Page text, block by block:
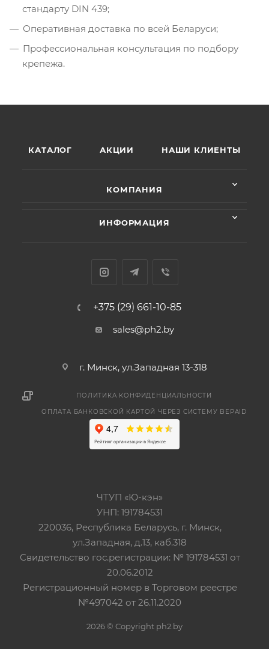
стандарту DIN 439;
Оперативная доставка по всей Беларуси;
Профессиональная консультация по подбору
крепежа.
КАТАЛОГ АКЦИИ НАШИ КЛИЕНТЫ
КОМПАНИЯ
ИНФОРМАЦИЯ
+375 (29) 661-10-85
sales@ph2.by
г. Минск, ул.Западная 13-318
ПОЛИТИКА КОНФИДЕНЦИАЛЬНОСТИ
ОПЛАТА БАНКОВСКОЙ КАРТОЙ ЧЕРЕЗ СИСТЕМУ BEPAID
ЧТУП «Ю-кэн»
УНП: 191784531
220036, Республика Беларусь, г. Минск,
ул.Западная, д.13, каб.318
Свидетельство гос.регистрации: № 191784531 от
20.06.2012
Регистрационный номер в Торговом реестре
№497042 от 26.11.2020
2026 © Copyright ph2.by